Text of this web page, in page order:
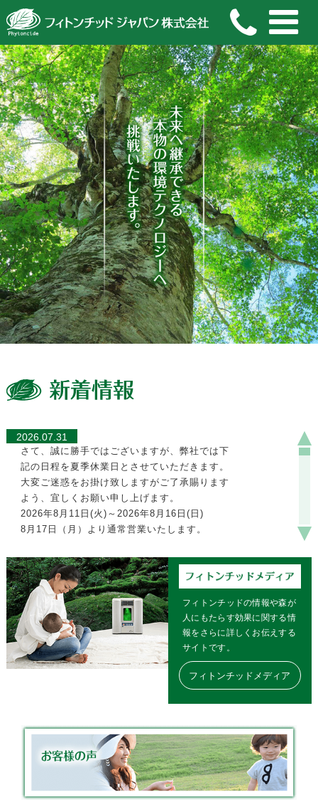
2026.07.31
さて、誠に勝手ではございますが、弊社では下
記の日程を夏季休業日とさせていただきます。
大変ご迷惑をお掛け致しますがご了承賜ります
よう、宜しくお願い申し上げます。
2026年8月11日(火)～2026年8月16日(日)
8月17日（月）より通常営業いたします。
2025.12.22
【年末年始休業日のお知らせ】
誠に勝手ながら年末年始の休業日を下記の通り
とさせていただきます。
ご迷惑をおかけしますが、宜しくお願いいたし
ます。
2025年12月27日（土）～2026年1月4日（日）
大阪・関西万博「PASONA NATUREVERSE」
の応援をしています。
2024.12.06
フィトンチッドの情報や森が
人にもたらす効果に関する情
報をさらに詳しくお伝えする
サイトです。
フィトンチッドメディア